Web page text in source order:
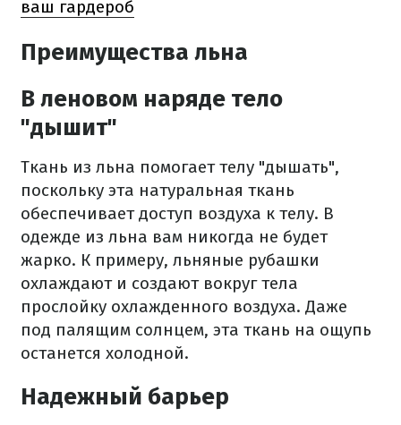
ваш гардероб
Преимущества льна
В леновом наряде тело
"дышит"
Ткань из льна помогает телу "дышать",
поскольку эта натуральная ткань
обеспечивает доступ воздуха к телу. В
одежде из льна вам никогда не будет
жарко. К примеру, льняные рубашки
охлаждают и создают вокруг тела
прослойку охлажденного воздуха. Даже
под палящим солнцем, эта ткань на ощупь
останется холодной.
Надежный барьер